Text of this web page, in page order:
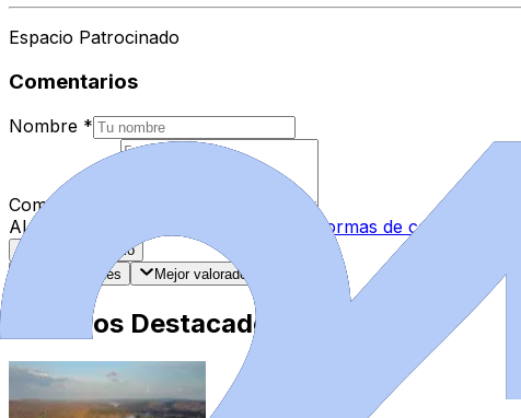
Espacio Patrocinado
Comentarios
Nombre *
Comentario
Al enviar tu comentario, aceptas las
normas de comentarios
Enviar Comentario
Más recientes
Mejor valorados
Artículos Destacados